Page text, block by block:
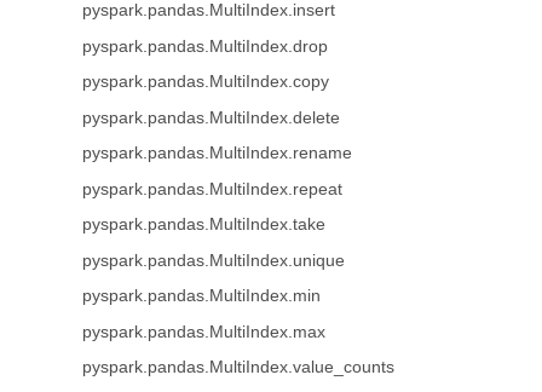
pyspark.pandas.MultiIndex.insert
pyspark.pandas.MultiIndex.drop
pyspark.pandas.MultiIndex.copy
pyspark.pandas.MultiIndex.delete
pyspark.pandas.MultiIndex.rename
pyspark.pandas.MultiIndex.repeat
pyspark.pandas.MultiIndex.take
pyspark.pandas.MultiIndex.unique
pyspark.pandas.MultiIndex.min
pyspark.pandas.MultiIndex.max
pyspark.pandas.MultiIndex.value_counts